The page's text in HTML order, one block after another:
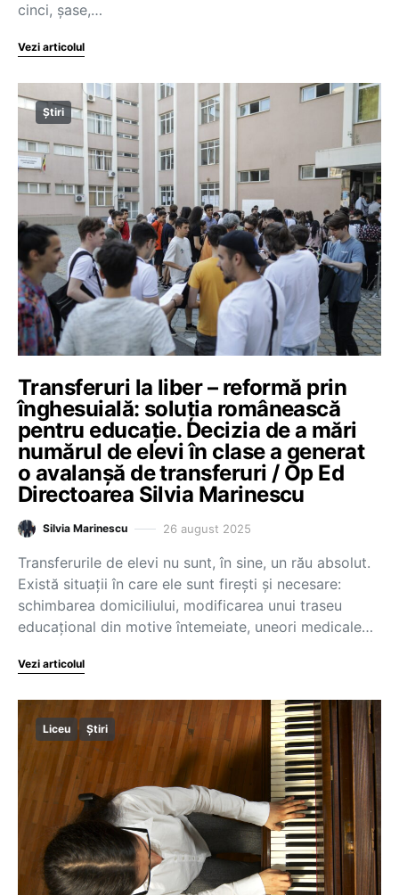
cinci, șase,…
Vezi articolul
Știri
Transferuri la liber – reformă prin
înghesuială: soluția românească
pentru educație. Decizia de a mări
numărul de elevi în clase a generat
o avalanșă de transferuri / Op Ed
Directoarea Silvia Marinescu
Silvia Marinescu 26 august 2025
Transferurile de elevi nu sunt, în sine, un rău absolut.
Există situații în care ele sunt firești și necesare:
schimbarea domiciliului, modificarea unui traseu
educațional din motive întemeiate, uneori medicale…
Vezi articolul
Liceu Știri